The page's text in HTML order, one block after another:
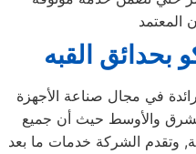
بحدائق القبه
في مجال صناعة الأجهزة
والأوسط حيث أن جميع
وتقدم الشركة خدمات ما بعد